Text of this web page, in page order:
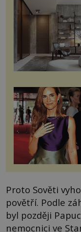
Proto Sověti
povětří. Podle
byl později
nemocnici ve